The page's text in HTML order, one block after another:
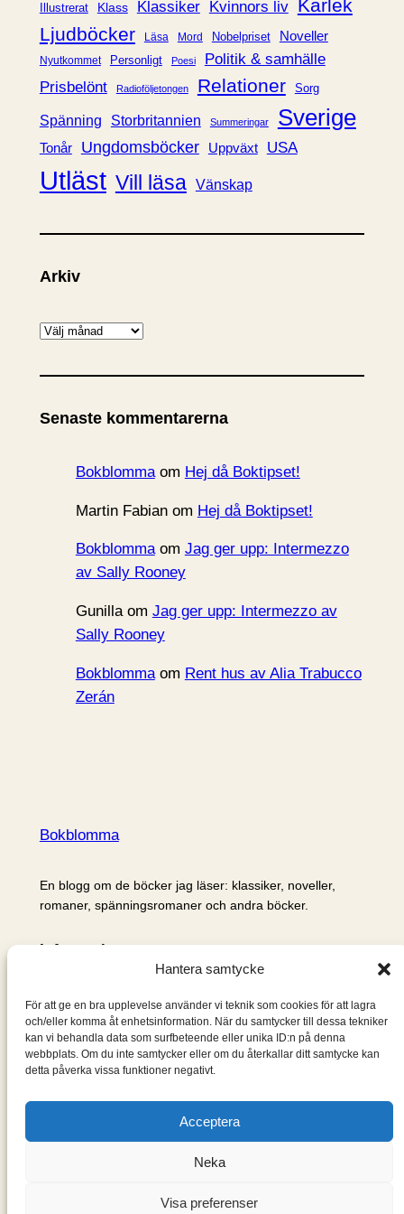
Hantera samtycke
För att ge en bra upplevelse använder vi teknik som cookies för att lagra
och/eller komma åt enhetsinformation. När du samtycker till dessa tekniker
kan vi behandla data som surfbeteende eller unika ID:n på denna
webbplats. Om du inte samtycker eller om du återkallar ditt samtycke kan
detta påverka vissa funktioner negativt.
Acceptera
Neka
Visa preferenser
Illustrerat Klass Klassiker Kvinnors liv Kärlek
Ljudböcker
Läsa Mord Nobelpriset Noveller
Nyutkommet Personligt Poesi
Politik & samhälle
Prisbelönt
Radioföljetongen Relationer Sorg
Spänning Storbritannien Summeringar Sverige
Tonår Ungdomsböcker Uppväxt USA
Utläst Vill läsa Vänskap
Arkiv
A
k
v
Senaste kommentarerna
Bokblommaom Hej då Boktipset!
Martin Fabianom Hej då Boktipset!
Bokblommaom Jag ger upp: Intermezzo
av Sally Rooney
Gunillaom Jag ger upp: Intermezzo av
Sally Rooney
Bokblommaom Rent hus av Alia Trabucco
Zerán
Bokblomma
En blogg om de böcker jag läser: klassiker, noveller,
romaner, spänningsromaner och andra böcker.
Information
Om mig & om bloggen
S
ö
k
WordPress